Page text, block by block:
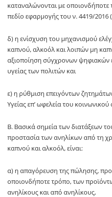
καταναλώνονται με οποιονδήποτε
πεδίο εφαρμογής του ν. 4419/2016
δ) η ενίσχυση του μηχανισμού
καπνού, αλκοόλ και λοιπών μη
αξιοποίηση σύγχρονων ψηφιακών
υγείας των πολιτών και
ε) η ρύθμιση επειγόντων
Υγείας επ’ ωφελεία του
Β. Βασικά σημεία των διατάξεων
προστασία των ανηλίκων από τη
καπνού και αλκοόλ, είναι:
α) η απαγόρευση της πώλησης,
οποιονδήποτε τρόπο, των
ανηλίκους και από ανηλίκους,